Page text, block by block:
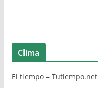
Clima
El tiempo – Tutiempo.net